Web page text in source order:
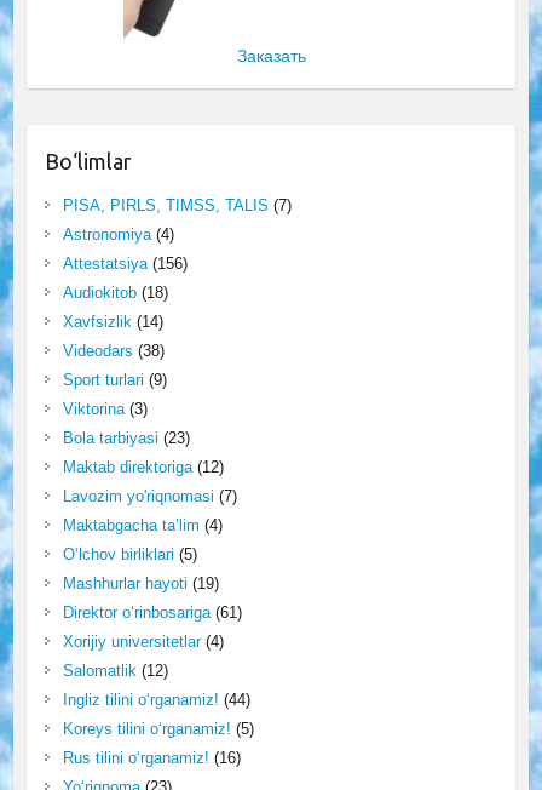
Заказать
Bo‘limlar
PISA, PIRLS, TIMSS, TALIS (7)
Astronomiya(4)
Attestatsiya(156)
Audiokitob(18)
Xavfsizlik(14)
Videodars (38)
Sport turlari (9)
Viktorina(3)
Bola tarbiyasi (23)
Maktab direktoriga(12)
Lavozim yo'riqnomasi (7)
Maktabgacha ta’lim (4)
O‘lchov birliklari (5)
Mashhurlar hayoti (19)
Direktor o‘rinbosariga(61)
Xorijiy universitetlar(4)
Salomatlik(12)
Ingliz tilini o‘rganamiz! (44)
Koreys tilini o‘rganamiz! (5)
Rus tilini o‘rganamiz! (16)